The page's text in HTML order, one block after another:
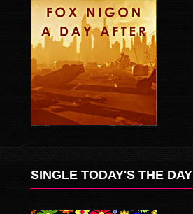
SINGLE TODAY'S THE DAY